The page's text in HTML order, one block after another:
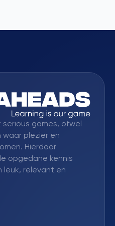
games, ofwel
waar plezier en
Hierdoor
opgedane kennis
leuk, relevant en